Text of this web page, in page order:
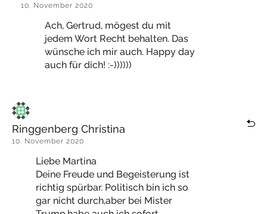
10. November 2020
Ach, Gertrud, mögest du mit
jedem Wort Recht behalten. Das
wünsche ich mir auch. Happy day
auch für dich! :-))))))
Ringgenberg Christina
10. November 2020
Liebe Martina
Deine Freude und Begeisterung ist
richtig spürbar. Politisch bin ich so
gar nicht durch,aber bei Mister